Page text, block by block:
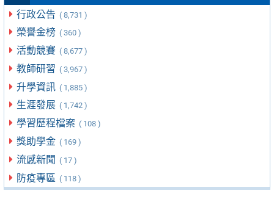
行政公告 ( 8,731 )
榮譽金榜 ( 360 )
活動競賽 ( 8,677 )
教師研習 ( 3,967 )
升學資訊 ( 1,885 )
生涯發展 ( 1,742 )
學習歷程檔案 ( 108 )
獎助學金 ( 169 )
流感新聞 ( 17 )
防疫專區 ( 118 )